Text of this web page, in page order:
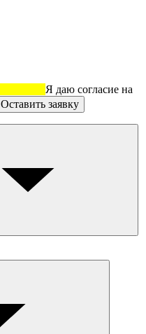
Я даю согласие на
Оставить заявку